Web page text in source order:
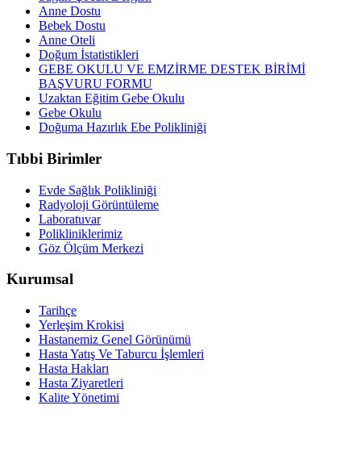
Anne Dostu
Bebek Dostu
Anne Oteli
Doğum İstatistikleri
GEBE OKULU VE EMZİRME DESTEK BİRİMİ
BAŞVURU FORMU
Uzaktan Eğitim Gebe Okulu
Gebe Okulu
Doğuma Hazırlık Ebe Polikliniği
Tıbbi Birimler
Evde Sağlık Polikliniği
Radyoloji Görüntüleme
Laboratuvar
Polikliniklerimiz
Göz Ölçüm Merkezi
Kurumsal
Tarihçe
Yerleşim Krokisi
Hastanemiz Genel Görünümü
Hasta Yatış Ve Taburcu İşlemleri
Hasta Hakları
Hasta Ziyaretleri
Kalite Yönetimi